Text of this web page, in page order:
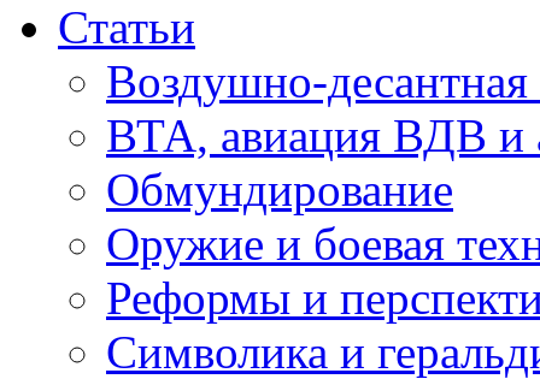
Статьи
Воздушно-десантная
ВТА, авиация ВДВ и
Обмундирование
Оружие и боевая
Реформы и
Символика и